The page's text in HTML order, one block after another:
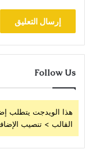
Follow Us
هذا الويدجت يتطلب
القالب > تنصيب